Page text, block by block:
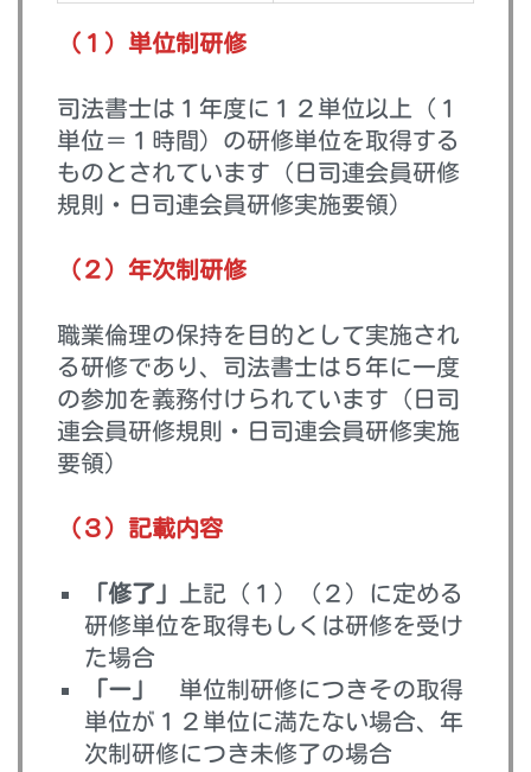
（１）単位制研修
司法書士は１年度に１２単位以上（１
単位＝１時間）の研修単位を取得する
ものとされています（日司連会員研修
規則・日司連会員研修実施要領）
（２）年次制研修
職業倫理の保持を目的として実施され
る研修であり、司法書士は５年に一度
の参加を義務付けられています（日司
連会員研修規則・日司連会員研修実施
要領）
（３）記載内容
「修了」
上記（１）（２）に定める
研修単位を取得もしくは研修を受け
た場合
「ー」
単位制研修につきその取得
単位が１２単位に満たない場合、年
次制研修につき未修了の場合